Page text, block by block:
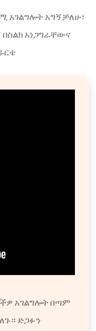
አገልግሎት አግኝቻለሁ፣
አነጋግራቸውና
አገልግሎት በጣም
ድጋፉን